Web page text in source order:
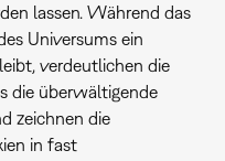
lassen. Während das
Universums ein
verdeutlichen die
die überwältigende
zeichnen die
in fast